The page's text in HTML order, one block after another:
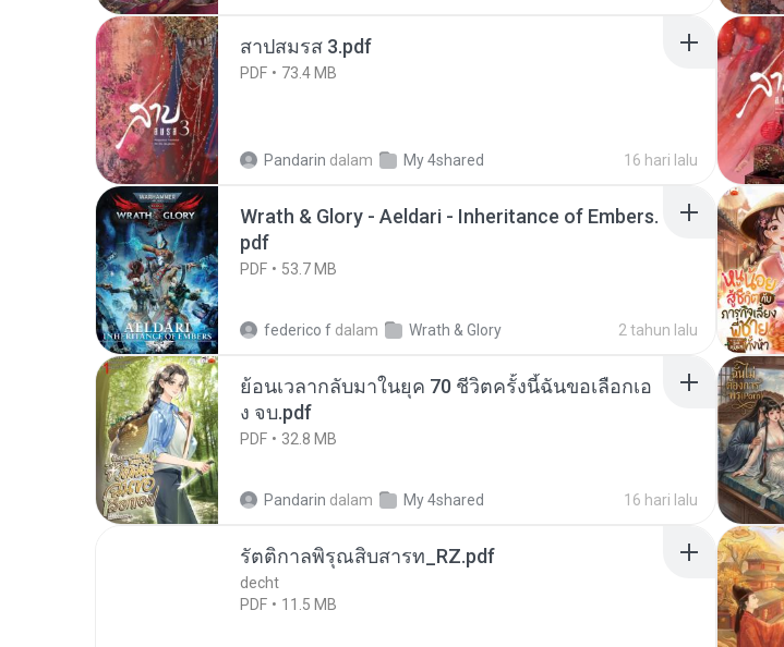
สาปสมรส 3.pdf
PDF 73.4 MB
Pandarin dalam My 4shared 16 hari lalu
Wrath & Glory - Aeldari - Inheritance of Embers.
pdf
PDF 53.7 MB
federico f dalam Wrath & Glory 2 tahun lalu
ย้อนเวลากลับมาในยุค 70 ชีวิตครั้งนี้ฉันขอเลือกเอ
ง จบ.pdf
PDF 32.8 MB
Pandarin dalam My 4shared 16 hari lalu
รัตติกาลพิรุณสิบสารท_RZ.pdf
decht
PDF
11.5 MB